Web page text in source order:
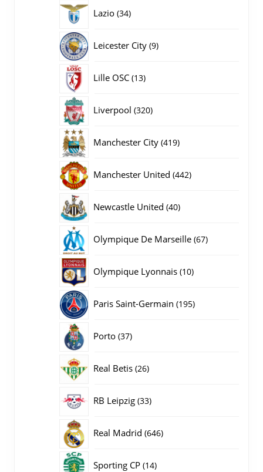
Lazio 3434
Leicester City 99
Lille OSC 1313
Liverpool 320320
Manchester City 419419
Manchester United 442442
Newcastle United 4040
Olympique De Marseille 6767
Olympique Lyonnais 1010
Paris Saint-Germain 195195
Porto 3737
Real Betis 2626
RB Leipzig 3333
Real Madrid 646646
Sporting CP 1414